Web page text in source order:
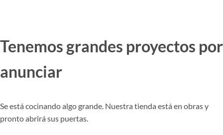
Tenemos grandes proyectos por
anunciar
Se está cocinando algo grande. Nuestra tienda está en obras y
pronto abrirá sus puertas.